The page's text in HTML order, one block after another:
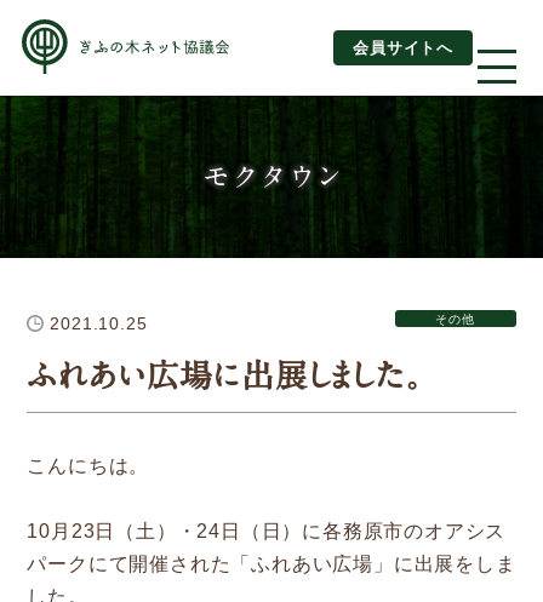
会員サイトへ
About us
ぎふの木ネットとは
ご利用ガイド
運営団体情報
新着情報
モクタウン
2021.10.25 その他
ふれあい広場に出展しました。
こんにちは。
10月23日（土）・24日（日）に各務原市のオアシス
パークにて開催された「ふれあい広場」に出展をしま
した。